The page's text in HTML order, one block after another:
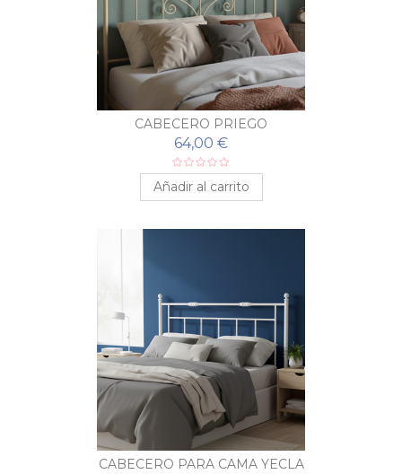
CABECERO PRIEGO
64,00 €
Añadir al carrito
CABECERO PARA CAMA YECLA